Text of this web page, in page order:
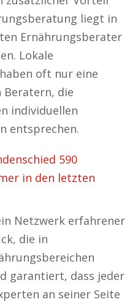
liegt in
Ernährungsberater
Lokale
oft nur eine
Beratern, die
individuellen
entsprechen.
590
in den letzten
Netzwerk erfahrener
die in
garantiert, dass jeder
an seiner Seite